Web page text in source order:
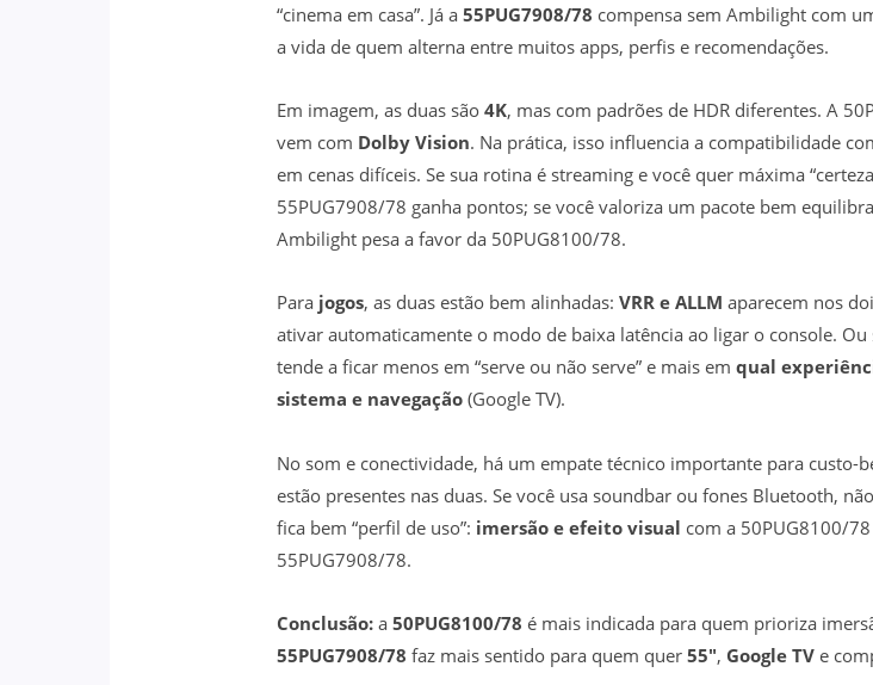
“cinema em casa”. Já a 55PUG7908/78 compensa sem Ambilight com
a vida de quem alterna entre muitos apps, perfis e recomendações.
Em imagem, as duas são 4K, mas com padrões de HDR diferentes. A
vem com Dolby Vision. Na prática, isso influencia a compatibilidade
em cenas difíceis. Se sua rotina é streaming e você quer máxima
55PUG7908/78 ganha pontos; se você valoriza um pacote bem
Ambilight pesa a favor da 50PUG8100/78.
Para jogos, as duas estão bem alinhadas: VRR e ALLM aparecem nos
ativar automaticamente o modo de baixa latência ao ligar o console.
tende a ficar menos em “serve ou não serve” e mais em qual
sistema e navegação (Google TV).
No som e conectividade, há um empate técnico importante para custo-
estão presentes nas duas. Se você usa soundbar ou fones Bluetooth,
fica bem “perfil de uso”: imersão e efeito visual com a 50PUG8100/
55PUG7908/78.
Conclusão: a 50PUG8100/78 é mais indicada para quem prioriza
55PUG7908/78 faz mais sentido para quem quer 55″, Google TV e